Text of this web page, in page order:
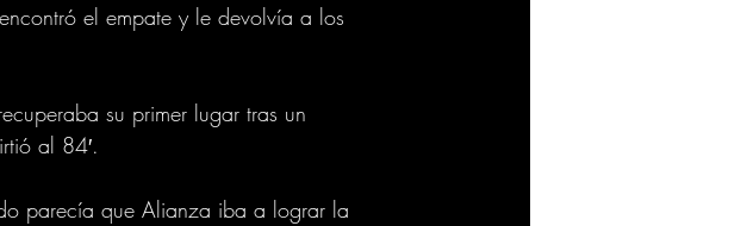
el empate y le devolvía a los
su primer lugar tras un
al 84′.
parecía que Alianza iba a lograr la